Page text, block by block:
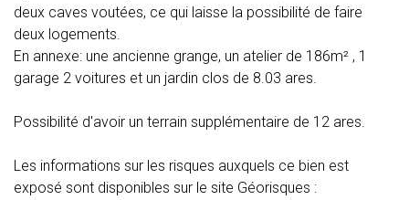
deux caves voutées, ce qui laisse la possibilité de faire
deux logements.
En annexe: une ancienne grange, un atelier de 186m² , 1
garage 2 voitures et un jardin clos de 8.03 ares.
Possibilité d'avoir un terrain supplémentaire de 12 ares.
Les informations sur les risques auxquels ce bien est
exposé sont disponibles sur le site Géorisques :